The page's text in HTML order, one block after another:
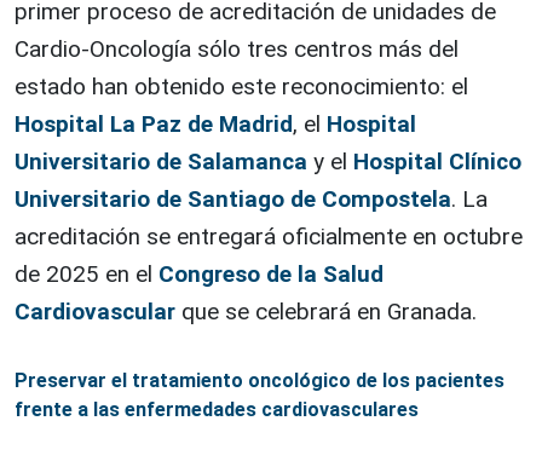
primer proceso de acreditación de unidades de
Cardio-Oncología sólo tres centros más del
estado han obtenido este reconocimiento: el
Hospital La Paz de Madrid, el Hospital
Universitario de Salamanca y el Hospital Clínico
Universitario de Santiago de Compostela. La
acreditación se entregará oficialmente en octubre
de 2025 en el Congreso de la Salud
Cardiovascular que se celebrará en Granada.
Preservar el tratamiento oncológico de los pacientes
frente a las enfermedades cardiovasculares